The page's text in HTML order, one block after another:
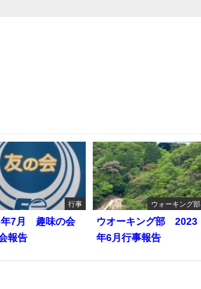
行事
年7月 趣味の会
報告
ウォーキング部
ウオーキング部 2023
年6月行事報告